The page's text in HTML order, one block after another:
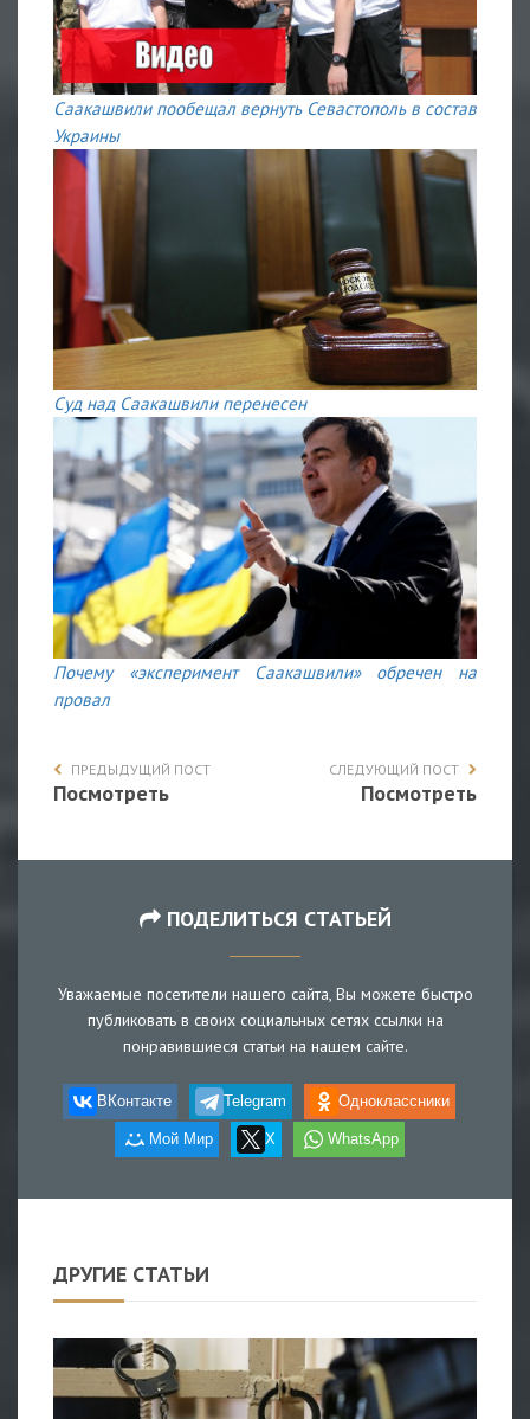
Саакашвили пообещал вернуть Севастополь в состав
Украины
Суд над Саакашвили перенесен
Почему «эксперимент Саакашвили» обречен на
провал
ПРЕДЫДУЩИЙ ПОСТ
Посмотреть
СЛЕДУЮЩИЙ ПОСТ
Посмотреть
ПОДЕЛИТЬСЯ СТАТЬЕЙ
Уважаемые посетители нашего сайта, Вы можете быстро
публиковать в своих социальных сетях ссылки на
понравившиеся статьи на нашем сайте.
ВКонтакте Telegram Одноклассники
Мой Мир X WhatsApp
ДРУГИЕ СТАТЬИ